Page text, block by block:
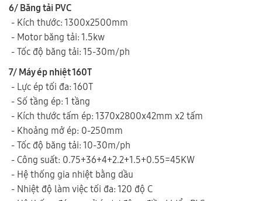
6/ Băng tải PVC
- Kích thước: 1300x2500mm
- Motor băng tải: 1.5kw
- Tốc độ băng tải: 15-30m/ph
7/ Máy ép nhiệt 160T
- Lực ép tối đa: 160T
- Số tầng ép: 1 tầng
- Kích thước tấm ép: 1370x2800x42mm x2 tấm
- Khoảng mở ép: 0-250mm
- Tốc độ băng tải: 10-30m/ph
- Công suất: 0.75+36+4+2.2+1.5+0.55=45KW
- Hệ thống gia nhiệt bằng dầu
- Nhiệt độ làm việc tối đa: 120 độ C